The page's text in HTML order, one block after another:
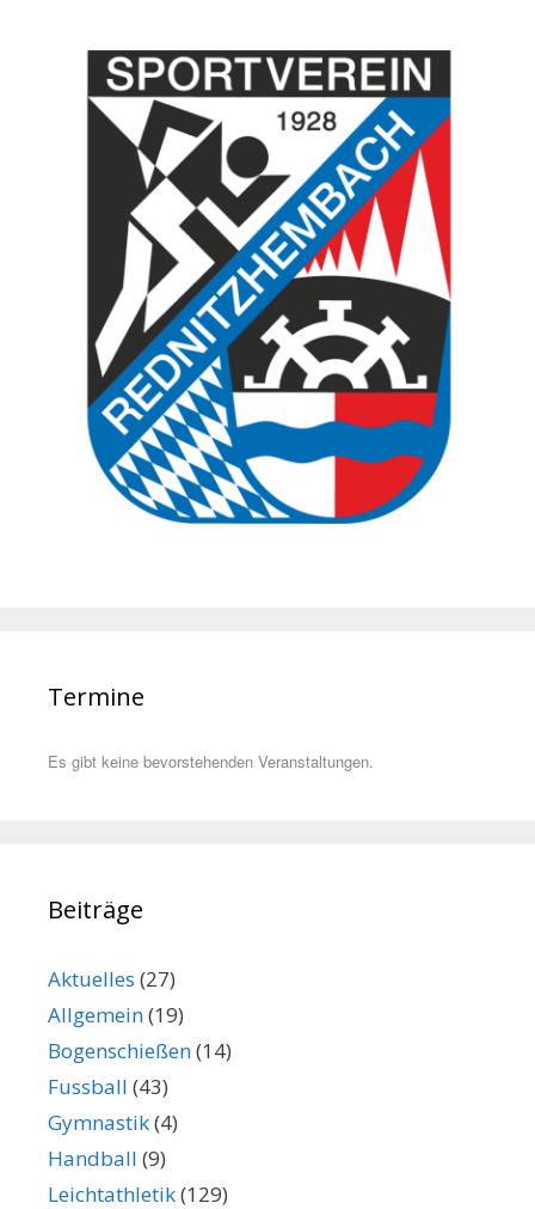
Termine
Es gibt keine bevorstehenden Veranstaltungen.
Beiträge
Aktuelles (27)
Allgemein(19)
Bogenschießen(14)
Fussball (43)
Gymnastik(4)
Handball (9)
Leichtathletik(129)